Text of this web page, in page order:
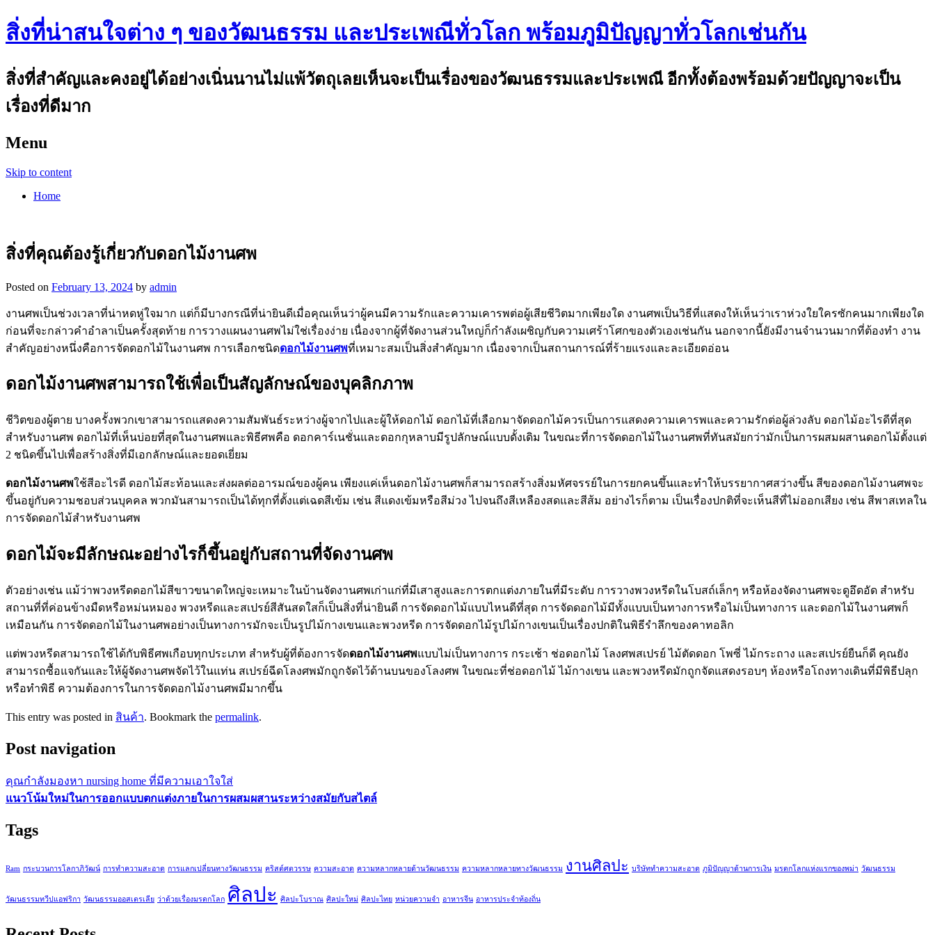
สิ่งที่น่าสนใจต่าง ๆ ของวัฒนธรรม และประเพณีทั่วโลก พร้อมภูมิปัญญาทั่วโลกเช่นกัน
สิ่งที่สำคัญและคงอยู่ได้อย่างเนิ่นนานไม่แพ้วัตถุเลยเห็นจะเป็นเรื่องของวัฒนธรรมและประเพณี อีกทั้งต้องพร้อมด้วยปัญญาจะเป็น
เรื่องที่ดีมาก
Menu
Skip to content
Home
สิ่งที่คุณต้องรู้เกี่ยวกับดอกไม้งานศพ
Posted on February 13, 2024 by admin
งานศพเป็นช่วงเวลาที่น่าหดหู่ใจมาก แต่ก็มีบางกรณีที่น่ายินดีเมื่อคุณเห็นว่าผู้คนมีความรักและความเคารพต่อผู้เสียชีวิตมากเพียงใด งานศพเป็นวิธีที่แสดงให้เห็นว่าเราห่วงใยใครซักคนมากเพียงใด
ก่อนที่จะกล่าวคำอำลาเป็นครั้งสุดท้าย การวางแผนงานศพไม่ใช่เรื่องง่าย เนื่องจากผู้ที่จัดงานส่วนใหญ่ก็กำลังเผชิญกับความเศร้าโศกของตัวเองเช่นกัน นอกจากนี้ยังมีงานจำนวนมากที่ต้องทำ งาน
สำคัญอย่างหนึ่งคือการจัดดอกไม้ในงานศพ การเลือกชนิดดอกไม้งานศพที่เหมาะสมเป็นสิ่งสำคัญมาก เนื่องจากเป็นสถานการณ์ที่ร้ายแรงและละเอียดอ่อน
ดอกไม้งานศพสามารถใช้เพื่อเป็นสัญลักษณ์ของบุคลิกภาพ
ชีวิตของผู้ตาย บางครั้งพวกเขาสามารถแสดงความสัมพันธ์ระหว่างผู้จากไปและผู้ให้ดอกไม้ ดอกไม้ที่เลือกมาจัดดอกไม้ควรเป็นการแสดงความเคารพและความรักต่อผู้ล่วงลับ ดอกไม้อะไรดีที่สุด
สำหรับงานศพ ดอกไม้ที่เห็นบ่อยที่สุดในงานศพและพิธีศพคือ ดอกคาร์เนชั่นและดอกกุหลาบมีรูปลักษณ์แบบดั้งเดิม ในขณะที่การจัดดอกไม้ในงานศพที่ทันสมัยกว่ามักเป็นการผสมผสานดอกไม้ตั้งแต่
2 ชนิดขึ้นไปเพื่อสร้างสิ่งที่มีเอกลักษณ์และยอดเยี่ยม
ดอกไม้งานศพใช้สีอะไรดี ดอกไม้สะท้อนและส่งผลต่ออารมณ์ของผู้คน เพียงแค่เห็นดอกไม้งานศพก็สามารถสร้างสิ่งมหัศจรรย์ในการยกคนขึ้นและทำให้บรรยากาศสว่างขึ้น สีของดอกไม้งานศพจะ
ขึ้นอยู่กับความชอบส่วนบุคคล พวกมันสามารถเป็นได้ทุกที่ตั้งแต่เฉดสีเข้ม เช่น สีแดงเข้มหรือสีม่วง ไปจนถึงสีเหลืองสดและสีส้ม อย่างไรก็ตาม เป็นเรื่องปกติที่จะเห็นสีที่ไม่ออกเสียง เช่น สีพาสเทลใน
การจัดดอกไม้สำหรับงานศพ
ดอกไม้จะมีลักษณะอย่างไรก็ขึ้นอยู่กับสถานที่จัดงานศพ
ตัวอย่างเช่น แม้ว่าพวงหรีดดอกไม้สีขาวขนาดใหญ่จะเหมาะในบ้านจัดงานศพเก่าแก่ที่มีเสาสูงและการตกแต่งภายในที่มีระดับ การวางพวงหรีดในโบสถ์เล็กๆ หรือห้องจัดงานศพจะดูอึดอัด สำหรับ
สถานที่ที่ค่อนข้างมืดหรือหม่นหมอง พวงหรีดและสเปรย์สีสันสดใสก็เป็นสิ่งที่น่ายินดี การจัดดอกไม้แบบไหนดีที่สุด การจัดดอกไม้มีทั้งแบบเป็นทางการหรือไม่เป็นทางการ และดอกไม้ในงานศพก็
เหมือนกัน การจัดดอกไม้ในงานศพอย่างเป็นทางการมักจะเป็นรูปไม้กางเขนและพวงหรีด การจัดดอกไม้รูปไม้กางเขนเป็นเรื่องปกติในพิธีรำลึกของคาทอลิก
แต่พวงหรีดสามารถใช้ได้กับพิธีศพเกือบทุกประเภท สำหรับผู้ที่ต้องการจัดดอกไม้งานศพแบบไม่เป็นทางการ กระเช้า ช่อดอกไม้ โลงศพสเปรย์ ไม้ตัดดอก โพซี่ ไม้กระถาง และสเปรย์ยืนก็ดี คุณยัง
สามารถซื้อแจกันและให้ผู้จัดงานศพจัดไว้ในแท่น สเปรย์ฉีดโลงศพมักถูกจัดไว้ด้านบนของโลงศพ ในขณะที่ช่อดอกไม้ ไม้กางเขน และพวงหรีดมักถูกจัดแสดงรอบๆ ห้องหรือโถงทางเดินที่มีพิธีปลุก
หรือทำพิธี ความต้องการในการจัดดอกไม้งานศพมีมากขึ้น
This entry was posted in สินค้า. Bookmark the permalink.
Post navigation
คุณกำลังมองหา nursing home ที่มีความเอาใจใส่
แนวโน้มใหม่ในการออกแบบตกแต่งภายในการผสมผสานระหว่างสมัยกับสไตล์
Tags
Ram กระบวนการโลกาภิวัฒน์ การทำความสะอาด การแลกเปลี่ยนทางวัฒนธรรม คริสต์ศตวรรษ ความสะอาด ความหลากหลายด้านวัฒนธรรม ความหลากหลายทางวัฒนธรรม งานศิลปะ บริษัททำความสะอาด ภูมิปัญญาด้านการเงิน มรดกโลกแห่งแรกของพม่า วัฒนธรรม
วัฒนธรรมทวีปแอฟริกา วัฒนธรรมออสเตรเลีย ว่าด้วยเรื่องมรดกโลก ศิลปะ ศิลปะโบราณ ศิลปะใหม่ ศิลปะไทย หน่วยความจำ อาหารจีน อาหารประจำท้องถิ่น